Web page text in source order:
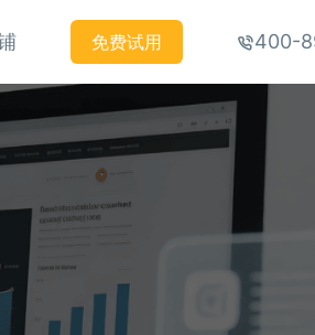
免费试用 400-